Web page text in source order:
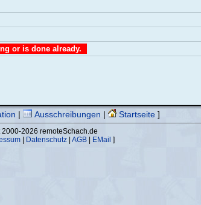
or is done already.
| Ausschreibungen | Startseite]
2026 remoteSchach.de
| Datenschutz| AGB| EMail ]